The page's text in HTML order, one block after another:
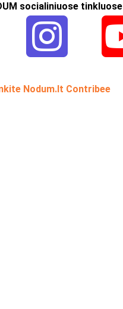
socialiniuose tinkluose
Nodum.lt Contribee